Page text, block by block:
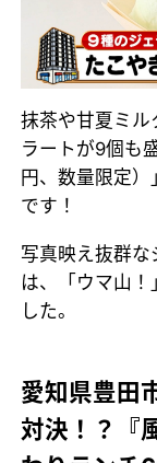
抹茶や甘夏ミル
ラートが9個も
円、数量限定
です！
写真映え抜群
は、「ウマ山
した。
愛知県豊田
対決！？『